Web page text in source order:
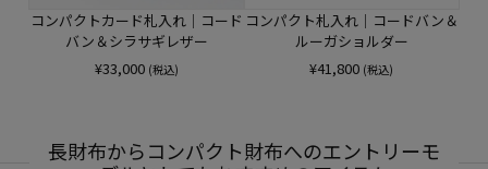
コンパクトカード札入れ｜コード
バン＆シラサギレザー
¥33,000 (税込)
コンパクト札入れ｜コードバン＆
ルーガショルダー
¥41,800 (税込)
長財布からコンパクト財布へのエントリーモ